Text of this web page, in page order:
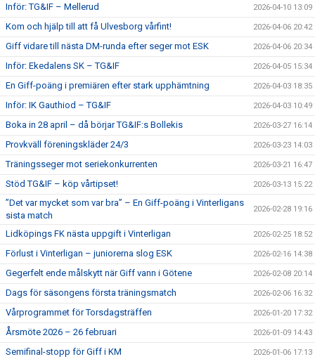
Inför: TG&IF – Mellerud 2026-04-10 13:09
Kom och hjälp till att få Ulvesborg vårfint! 2026-04-06 20:42
Giff vidare till nästa DM-runda efter seger mot ESK 2026-04-06 20:34
Inför: Ekedalens SK – TG&IF 2026-04-05 15:34
En Giff-poäng i premiären efter stark upphämtning 2026-04-03 18:35
Inför: IK Gauthiod – TG&IF 2026-04-03 10:49
Boka in 28 april – då börjar TG&IF:s Bollekis 2026-03-27 16:14
Provkväll föreningskläder 24/3 2026-03-23 14:03
Träningsseger mot seriekonkurrenten 2026-03-21 16:47
Stöd TG&IF – köp vårtipset! 2026-03-13 15:22
”Det var mycket som var bra” – En Giff-poäng i Vinterligans
sista match
2026-02-28 19:16
Lidköpings FK nästa uppgift i Vinterligan 2026-02-25 18:52
Förlust i Vinterligan – juniorerna slog ESK 2026-02-16 14:38
Gegerfelt ende målskytt när Giff vann i Götene 2026-02-08 20:14
Dags för säsongens första träningsmatch 2026-02-06 16:32
Vårprogrammet för Torsdagsträffen 2026-01-20 17:32
Årsmöte 2026 – 26 februari 2026-01-09 14:43
Semifinal-stopp för Giff i KM 2026-01-06 17:13